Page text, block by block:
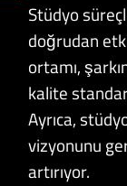
Stüdyo
doğrudan
ortamı,
kalite
Ayrıca,
vizyonunu
artırıyor.